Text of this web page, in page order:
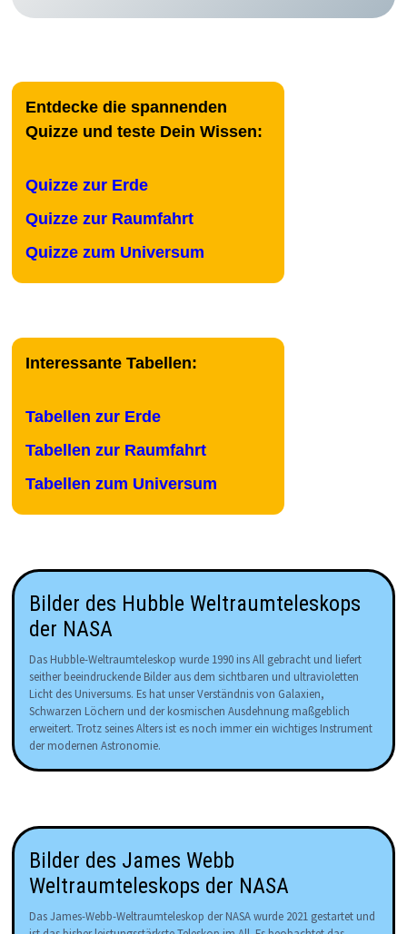
Entdecke die spannenden
Quizze und teste Dein Wissen:
Quizze zur Erde
Quizze zur Raumfahrt
Quizze zum Universum
Interessante Tabellen:
Tabellen zur Erde
Tabellen zur Raumfahrt
Tabellen zum Universum
Bilder des Hubble Weltraumteleskops
der NASA
Das Hubble-Weltraumteleskop wurde 1990 ins All gebracht und liefert
seither beeindruckende Bilder aus dem sichtbaren und ultravioletten
Licht des Universums. Es hat unser Verständnis von Galaxien,
Schwarzen Löchern und der kosmischen Ausdehnung maßgeblich
erweitert. Trotz seines Alters ist es noch immer ein wichtiges Instrument
der modernen Astronomie.
Bilder des James Webb
Weltraumteleskops der NASA
Das James-Webb-Weltraumteleskop der NASA wurde 2021 gestartet und